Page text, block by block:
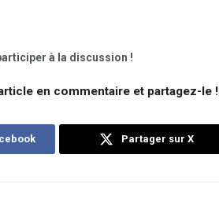
à la discussion !
en commentaire et partagez-le !
Partager sur X